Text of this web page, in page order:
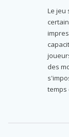
Le jeu
des
temps